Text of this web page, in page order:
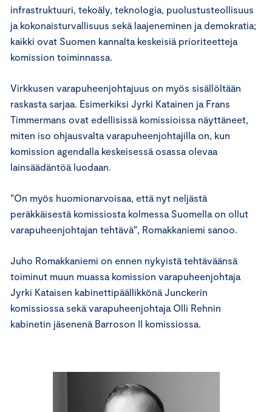
infrastruktuuri, tekoäly, teknologia, puolustusteollisuus
ja kokonaisturvallisuus sekä laajeneminen ja demokratia;
kaikki ovat Suomen kannalta keskeisiä prioriteetteja
komission toiminnassa.
Virkkusen varapuheenjohtajuus on myös sisällöltään
raskasta sarjaa. Esimerkiksi Jyrki Katainen ja Frans
Timmermans ovat edellisissä komissioissa näyttäneet,
miten iso ohjausvalta varapuheenjohtajilla on, kun
komission agendalla keskeisessä osassa olevaa
lainsäädäntöä luodaan.
”On myös huomionarvoisaa, että nyt neljästä
peräkkäisestä komissiosta kolmessa Suomella on ollut
varapuheenjohtajan tehtävä”, Romakkaniemi sanoo.
Juho Romakkaniemi on ennen nykyistä tehtäväänsä
toiminut muun muassa komission varapuheenjohtaja
Jyrki Kataisen kabinettipäällikkönä Junckerin
komissiossa sekä varapuheenjohtaja Olli Rehnin
kabinetin jäsenenä Barroson II komissiossa.